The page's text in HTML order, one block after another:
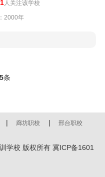
人关注该学校
2000年
条
| 廊坊职校 | 邢台职校
学校 版权所有 冀ICP备1601